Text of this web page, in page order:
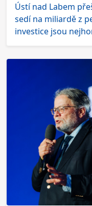
Ústí nad Labem
sedí na miliardě z
investice jsou